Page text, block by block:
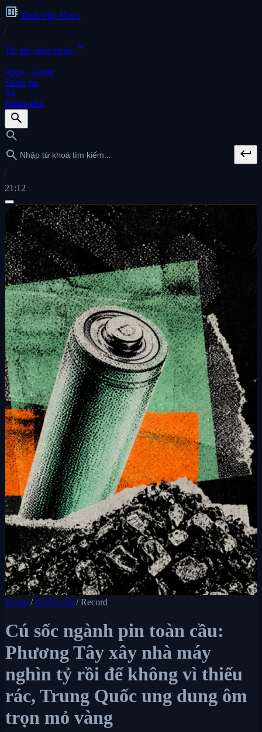
developer_board Tech Việt News
Tin tức công nghệ expand_more
Apps - Game
Đánh giá
Xe
Khám phá
search
search
search
keyboard_return
21:12
Home / Khám phá / Record
Cú sốc ngành pin toàn cầu:
Phương Tây xây nhà máy
nghìn tỷ rồi để không vì thiếu
rác, Trung Quốc ung dung ôm
trọn mỏ vàng